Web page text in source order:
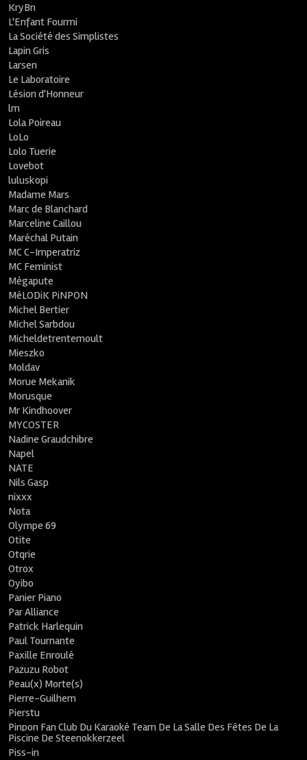
KryBn
L'Enfant Fourmi
La Société des Simplistes
Lapin Gris
Larsen
Le Laboratoire
Lésion d'Honneur
lm
Lola Poireau
LoLo
Lolo Tuerie
Lovebot
luluskopi
Madame Mars
Marc de Blanchard
Marceline Caillou
Maréchal Putain
MC C-Imperatriz
MC Feminist
Mégapute
MéLODiK PiNPON
Michel Bertier
Michel Sarbdou
Micheldetrentemoult
Mieszko
Moldav
Morue Mekanik
Morusque
Mr Kindhoover
MYCOSTER
Nadine Graudchibre
Napel
NATE
Nils Gasp
nixxx
Nota
Olympe 69
Otite
Otqrie
Otrox
Oyibo
Panier Piano
Par Alliance
Patrick Harlequin
Paul Tournante
Paxille Enroulé
Pazuzu Robot
Peau(x) Morte(s)
Pierre-Guilhem
Pierstu
Pinpon Fan Club Du Karaoké Team De La Salle Des Fêtes De La
Piscine De Steenokkerzeel
Piss-in